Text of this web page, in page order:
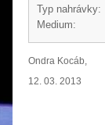
Typ nahrávky:
Medium:
Ondra Kocáb,
12. 03. 2013